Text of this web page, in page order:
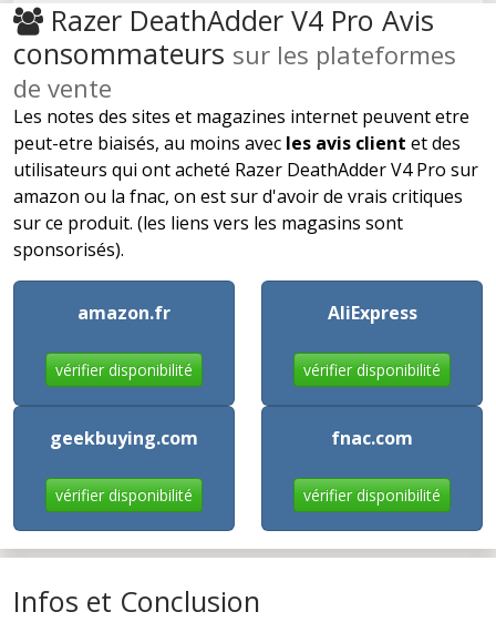
Razer DeathAdder V4 Pro Avis
consommateurs sur les plateformes
de vente
Les notes des sites et magazines internet peuvent etre
peut-etre biaisés, au moins avec les avis client et des
utilisateurs qui ont acheté Razer DeathAdder V4 Pro sur
amazon ou la fnac, on est sur d'avoir de vrais critiques
sur ce produit. (les liens vers les magasins sont
sponsorisés).
amazon.fr
vérifier disponibilité
AliExpress
vérifier disponibilité
geekbuying.com
vérifier disponibilité
fnac.com
vérifier disponibilité
Infos et Conclusion